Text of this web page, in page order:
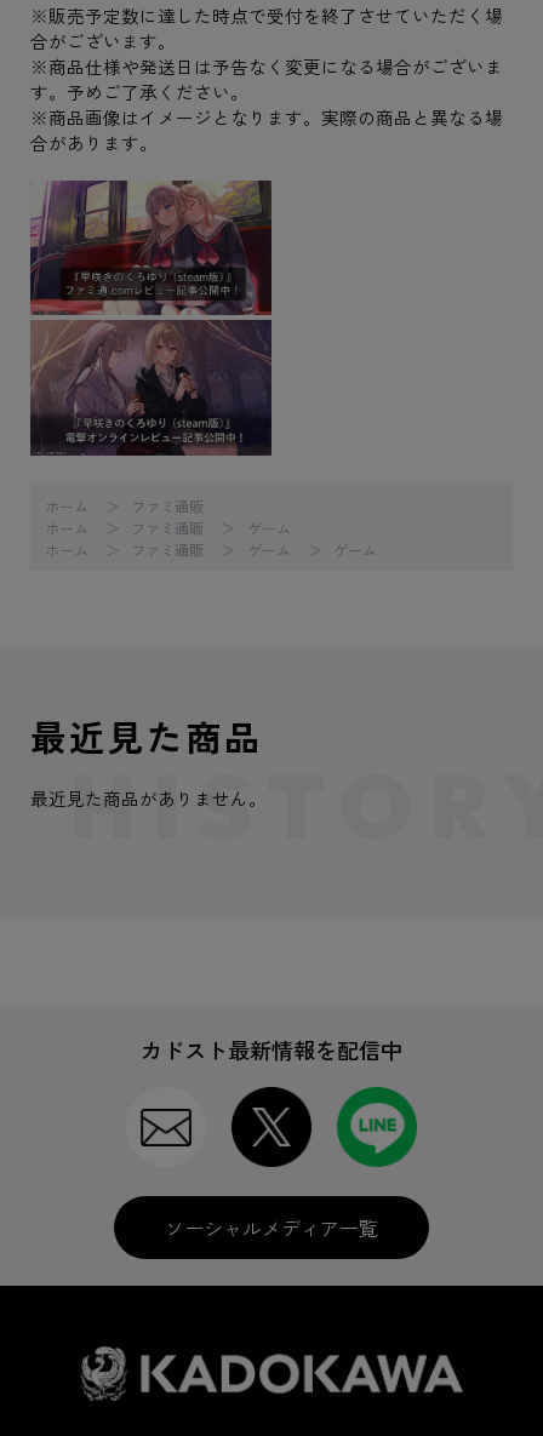
※販売予定数に達した時点で受付を終了させていただく場
合がございます。
※商品仕様や発送日は予告なく変更になる場合がございま
す。予めご了承ください。
※商品画像はイメージとなります。実際の商品と異なる場
合があります。
ホーム
ファミ通販
ホーム
ファミ通販
ゲーム
ホーム
ファミ通販 ゲーム ゲーム
最近見た商品
最近見た商品がありません。
カドスト最新情報を配信中
ソーシャルメディア一覧